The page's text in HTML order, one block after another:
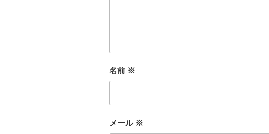
名前 ※
メール ※